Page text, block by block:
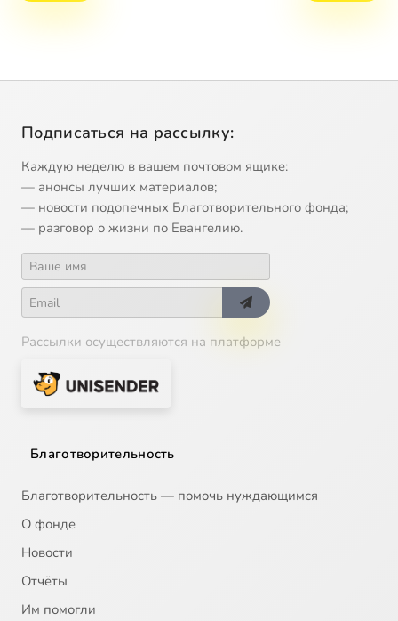
Подписаться на рассылку:
Каждую неделю в вашем почтовом ящике:
— анонсы лучших материалов;
— новости подопечных Благотворительного фонда;
— разговор о жизни по Евангелию.
Рассылки осуществляются на платформе
Благотворительность
Благотворительность — помочь нуждающимся
О фонде
Новости
Отчёты
Им помогли